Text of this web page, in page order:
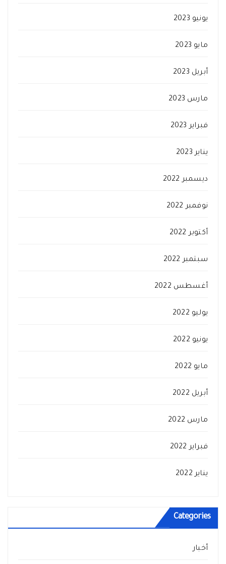
يونيو 2023
مايو 2023
أبريل 2023
مارس 2023
فبراير 2023
يناير 2023
ديسمبر 2022
نوفمبر 2022
أكتوبر 2022
سبتمبر 2022
أغسطس 2022
يوليو 2022
يونيو 2022
مايو 2022
أبريل 2022
مارس 2022
فبراير 2022
يناير 2022
Categories
أخبار